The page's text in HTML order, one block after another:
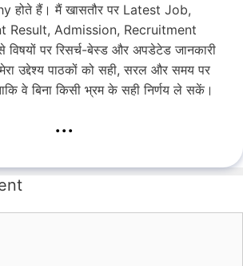
होते हैं। मैं खासतौर पर Latest Job,
Result, Admission, Recruitment
पर रिसर्च-बेस्ड और अपडेटेड जानकारी
उद्देश्य पाठकों को सही, सरल और समय पर
वे बिना किसी भ्रम के सही निर्णय ले सकें।
...